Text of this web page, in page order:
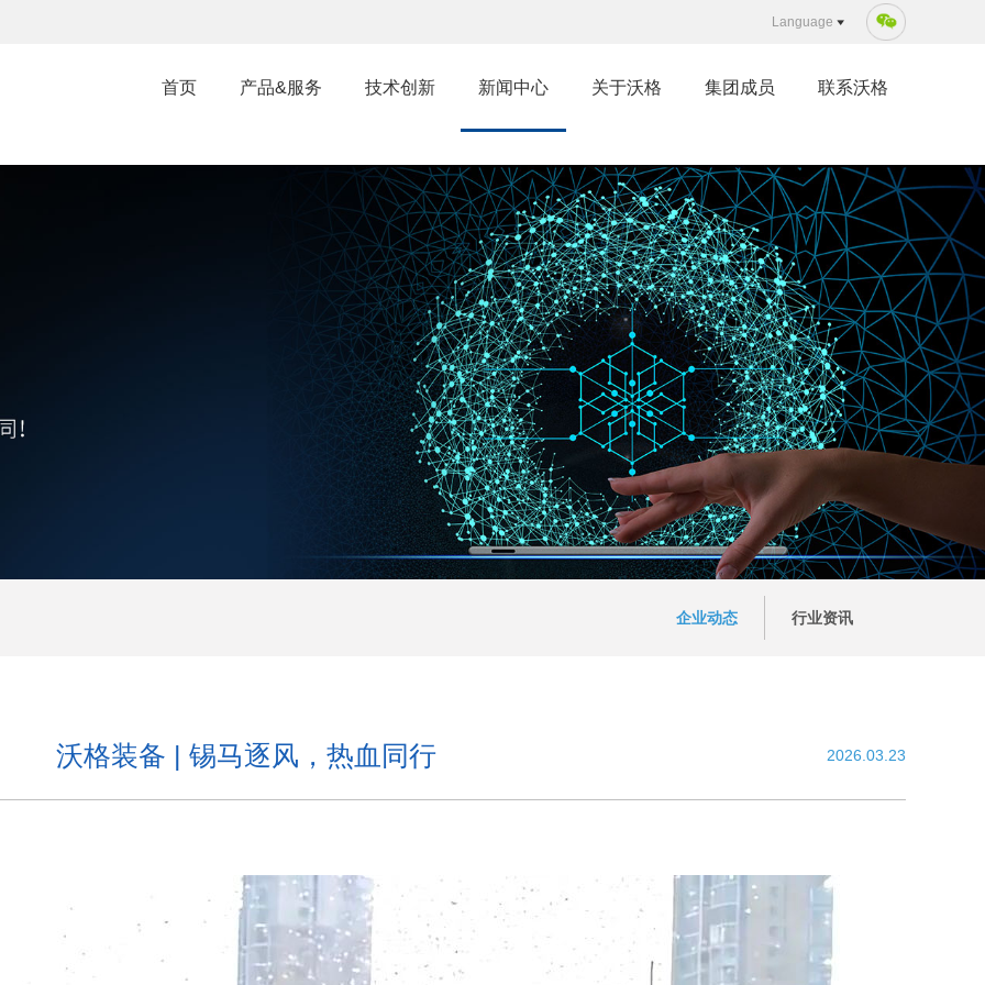
Language
首页 产品&服务 技术创新 新闻中心 关于沃格 集团成员 联系沃格
企业动态 行业资讯
沃格装备 | 锡马逐风，热血同行 2026.03.23